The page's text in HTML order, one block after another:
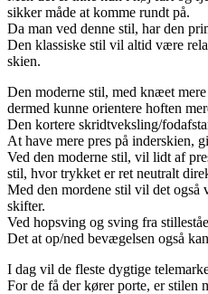
sikker måde at komme rundt på.
Da man ved denne stil, har den
Den klassiske stil vil altid være
skien.
Den moderne stil, med knæet
dermed kunne orientere hoften
Den kortere skridtveksling/
At have mere pres på inderskien,
Ved den moderne stil, vil lidt af
stil, hvor trykket er ret neutralt
Med den mordene stil vil det også
skifter.
Ved hopsving og sving fra
Det at op/ned bevægelsen også
I dag vil de fleste dygtige
For de få der kører porte, er stilen